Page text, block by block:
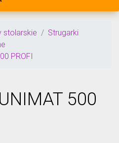
stolarskie
Strugarki
PROFI
500